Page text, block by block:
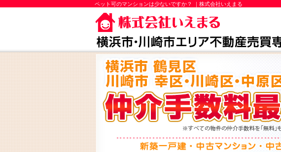
ペット可のマンションは少ないですか？ ｜株式会社いえまる